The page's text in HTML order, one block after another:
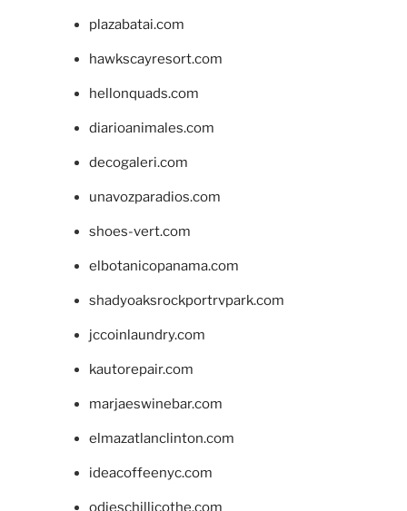
plazabatai.com
hawkscayresort.com
hellonquads.com
diarioanimales.com
decogaleri.com
unavozparadios.com
shoes-vert.com
elbotanicopanama.com
shadyoaksrockportrvpark.com
jccoinlaundry.com
kautorepair.com
marjaeswinebar.com
elmazatlanclinton.com
ideacoffeenyc.com
odieschillicothe.com